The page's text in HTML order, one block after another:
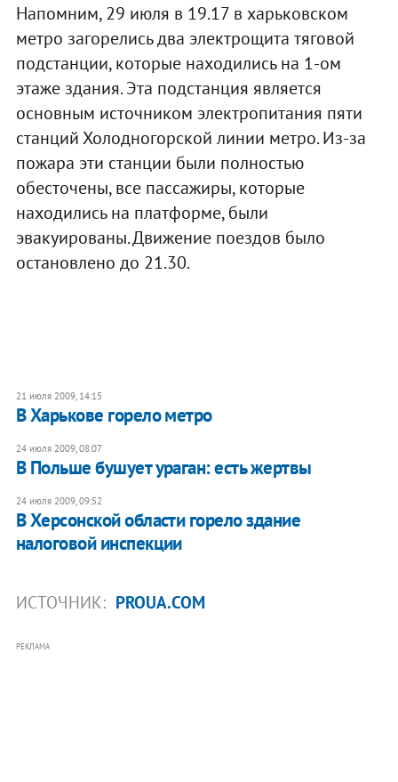
Напомним, 29 июля в 19.17 в харьковском
метро загорелись два электрощита тяговой
подстанции, которые находились на 1-ом
этаже здания. Эта подстанция является
основным источником электропитания пяти
станций Холодногорской линии метро. Из-за
пожара эти станции были полностью
обесточены, все пассажиры, которые
находились на платформе, были
эвакуированы. Движение поездов было
остановлено до 21.30.
21 июля 2009, 14:15
В Харькове горело метро
24 июля 2009, 08:07
В Польше бушует ураган: есть жертвы
24 июля 2009, 09:52
В Херсонской области горело здание
налоговой инспекции
ИСТОЧНИК: PROUA.COM
РЕКЛАМА